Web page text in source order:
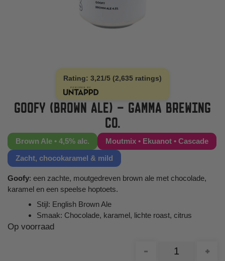
Rating: 3,21/5 (2,635 ratings)
GOOFY (BROWN ALE) – GAMMA BREWING
CO.
Brown Ale • 4,5% alc.
Moutmix • Ekuanot • Cascade
Zacht, chocokaramel & mild
Goofy: een zachte, moutgedreven brown ale met chocolade,
karamel en een speelse hoptoets.
Stijl: English Brown Ale
Smaak: Chocolade, karamel, lichte roast, citrus
Op voorraad
-
+